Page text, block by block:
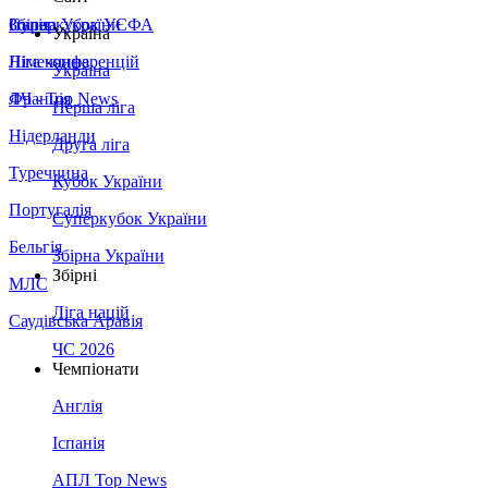
Збірна України
Італія
Німеччина
Франція
Нідерланди
Туреччина
Португалія
Бельгія
МЛС
Саудівська Аравія
Суперкубок УЄФА
Ліга конференцій
ЛЧ - Top News
Україна
Україна
Перша ліга
Друга ліга
Кубок України
Суперкубок України
Збірна України
Збірні
Ліга націй
ЧС 2026
Чемпіонати
Англія
Іспанія
АПЛ Top News